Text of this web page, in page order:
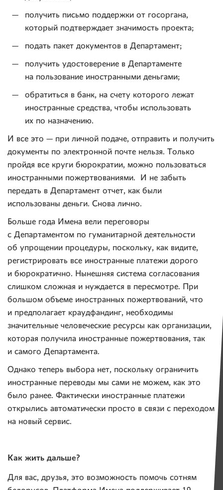
получить письмо поддержки от госоргана,
который подтверждает значимость проекта;
подать пакет документов в Департамент;
получить удостоверение в Департаменте
на пользование иностранными деньгами;
обратиться в банк, на счету которого лежат
иностранные средства, чтобы использовать
их по назначению.
И все это — при личной подаче, отправить и получить
документы по электронной почте нельзя. Только
пройдя все круги бюрократии, можно пользоваться
иностранными пожертвованиями. И не забыть
передать в Департамент отчет, как были
использованы деньги. Снова лично.
Больше года Имена вели переговоры
с Департаментом по гуманитарной деятельности
об упрощении процедуры, поскольку, как видите,
регистрировать все иностранные платежи дорого
и бюрократично. Нынешняя система согласования
слишком сложная и нуждается в пересмотре. При
большом объеме иностранных пожертвований, что
и предполагает краудфандинг, необходимы
значительные человеческие ресурсы как организации,
которая получила иностранные пожертвования, так
и самого Департамента.
Однако теперь выбора нет, поскольку ограничить
иностранные переводы мы сами не можем, как это
было ранее. Фактически иностранные платежи
открылись автоматически просто в связи с переходом
на новый сервис.
Как жить дальше?
Для вас, друзья, это возможность помочь сотням